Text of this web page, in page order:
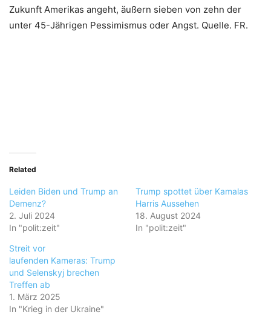
Zukunft Amerikas angeht, äußern sieben von zehn der
unter 45-Jährigen Pessimismus oder Angst. Quelle. FR.
Related
Leiden Biden und Trump an
Demenz?
2. Juli 2024
In "polit:zeit"
Trump spottet über Kamalas
Harris Aussehen
18. August 2024
In "polit:zeit"
Streit vor
laufenden Kameras: Trump
und Selenskyj brechen
Treffen ab
1. März 2025
In "Krieg in der Ukraine"